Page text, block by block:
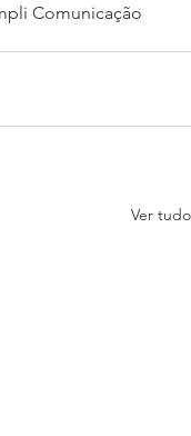
Comunicação
Ver tudo